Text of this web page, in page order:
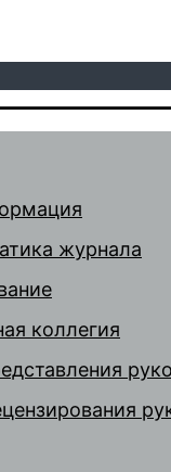
журнала
коллегия